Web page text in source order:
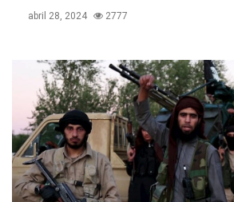
abril 28, 2024 2777